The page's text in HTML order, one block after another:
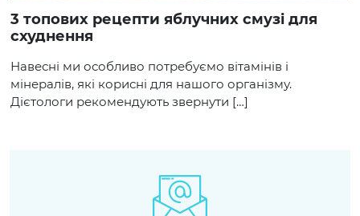
3 топових рецепти яблучних смузі для
схуднення
Навесні ми особливо потребуємо вітамінів і
мінералів, які корисні для нашого організму.
Дієтологи рекомендують звернути […]